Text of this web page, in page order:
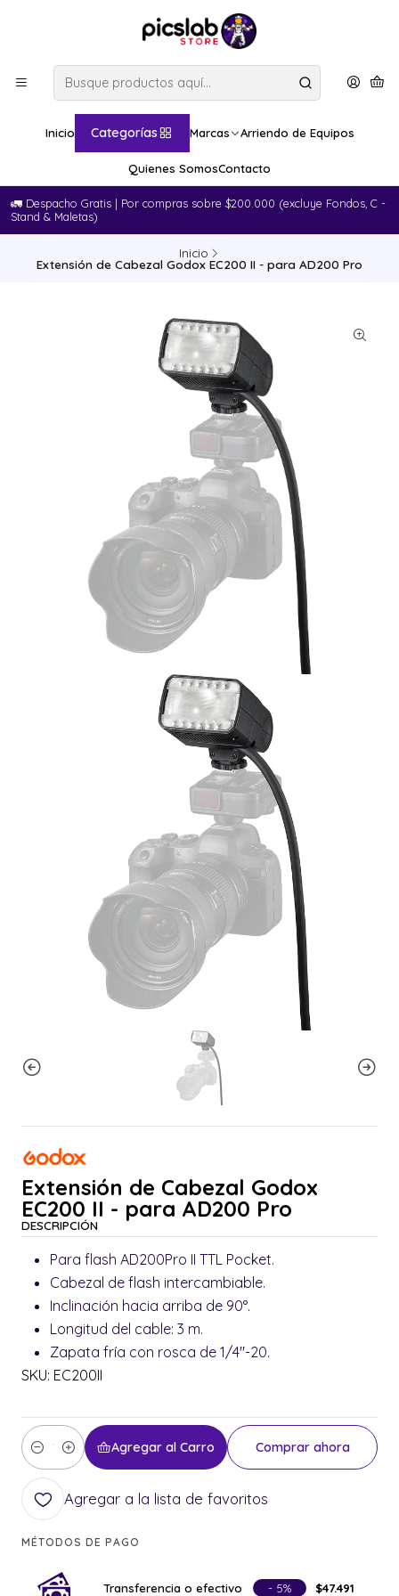
Inicio Categorías Marcas Arriendo de Equipos
Quienes SomosContacto
🚛​ Despacho Gratis | Por compras sobre $200.000 (excluye Fondos, C -
Stand & Maletas)
Inicio
Extensión de Cabezal Godox EC200 II - para AD200 Pro
Extensión de Cabezal Godox
EC200 II - para AD200 Pro
DESCRIPCIÓN
Para flash AD200Pro II TTL Pocket.
Cabezal de flash intercambiable.
Inclinación hacia arriba de 90°.
Longitud del cable: 3 m.
Zapata fría con rosca de 1/4"-20.
SKU: EC200II
Cantidad
Agregar al Carro Comprar ahora
Agregar a la lista de favoritos
MÉTODOS DE PAGO
Transferencia o efectivo - 5% $47.491